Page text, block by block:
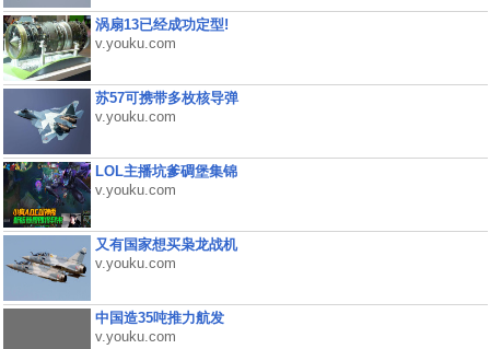
涡扇13已经成功定型!
v.youku.com
苏57可携带多枚核导弹
v.youku.com
LOL主播坑爹碉堡集锦
v.youku.com
又有国家想买枭龙战机
v.youku.com
中国造35吨推力航发
v.youku.com